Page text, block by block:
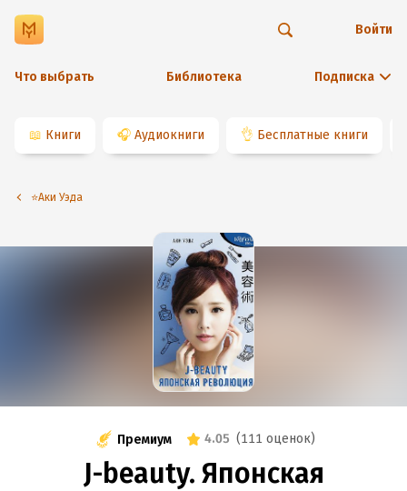
Что выбрать Библиотека Подписка
Войти
📖 Книги 🎧 Аудиокниги 👌 Бесплатные книги
⭐️Аки Уэда
Премиум 4.05 (111 оценок)
J-beauty. Японская